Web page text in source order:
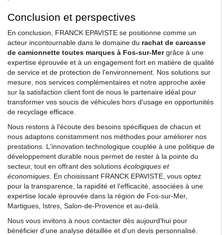
Conclusion et perspectives
En conclusion, FRANCK EPAVISTE se positionne comme un
acteur incontournable dans le domaine du rachat de carcasse
de camionnette toutes marques à Fos-sur-Mergrâce à une
expertise éprouvée et à un engagement fort en matière de qualité
de service et de protection de l'environnement. Nos solutions sur
mesure, nos services complémentaires et notre approche axée
sur la satisfaction client font de nous le partenaire idéal pour
transformer vos soucis de véhicules hors d'usage en opportunités
de recyclage efficace.
Nous restons à l'écoute des besoins spécifiques de chacun et
nous adaptons constamment nos méthodes pour améliorer nos
prestations. L'innovation technologique couplée à une politique de
développement durable nous permet de rester à la pointe du
secteur, tout en offrant des solutions écologiques et
économiques . En choisissant FRANCK EPAVISTE, vous optez
pour la transparence, la rapidité et l'efficacité, associées à une
expertise locale éprouvée dans la région de Fos-sur-Mer,
Martigues, Istres, Salon-de-Provence et au-delà.
Nous vous invitons à nous contacter dès aujourd'hui pour
bénéficier d'une analyse détaillée et d'un devis personnalisé.